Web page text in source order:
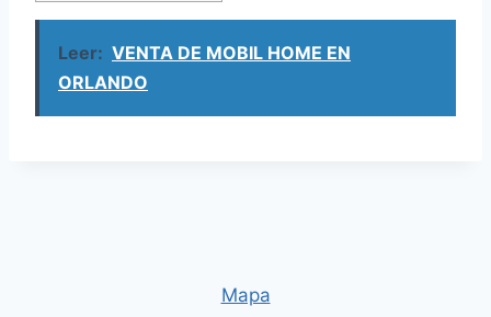
Leer: VENTA DE MOBIL HOME EN
ORLANDO
Mapa